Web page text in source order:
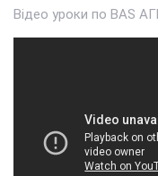
Відео уроки по BAS